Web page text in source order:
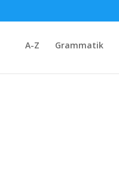
A-Z Grammatik